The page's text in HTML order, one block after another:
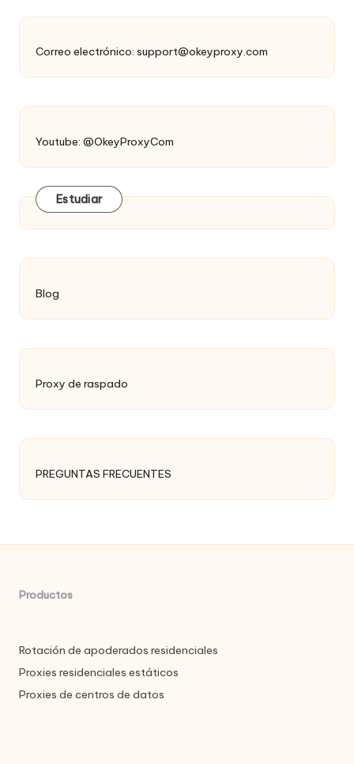
Correo electrónico: support@okeyproxy.com
Youtube: @OkeyProxyCom
Estudiar
Blog
Proxy de raspado
PREGUNTAS FRECUENTES
Productos
Rotación de apoderados residenciales
Proxies residenciales estáticos
Proxies de centros de datos